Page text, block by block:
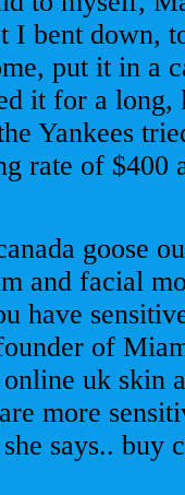
I bent down,
put it in a
it for a long,
Yankees
rate of $400
goose
and facial
have
of
uk skin
more
says.. buy